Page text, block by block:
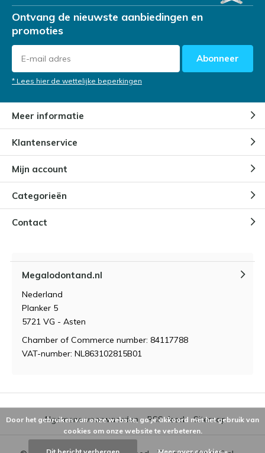
Ontvang de nieuwste aanbiedingen en
promoties
Abonneer
* Lees hier de wettelijke beperkingen
Meer informatie
Klantenservice
Mijn account
Categorieën
Contact
Megalodontand.nl
Nederland
Planker 5
5721 VG - Asten
Chamber of Commerce number: 84117788
VAT-number: NL863102815B01
Algemene voorwaarden RSS-feed Sitemap
Door het gebruiken van onze website, ga je akkoord met het gebruik van
cookies om onze website te verbeteren.